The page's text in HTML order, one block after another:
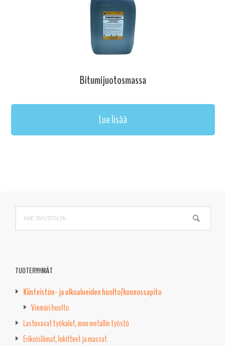
Bitumijuotosmassa
Lue lisää
Ensisijainen
sivupalkki
sivustolta...
TUOTERYHMÄT
Kiinteistön- ja ulkoalueiden huolto/kunnossapito
Viemäri huolto
Lastuvavat työkalut, muu metallin työstö
Erikoisliimat, lukitteet ja massat